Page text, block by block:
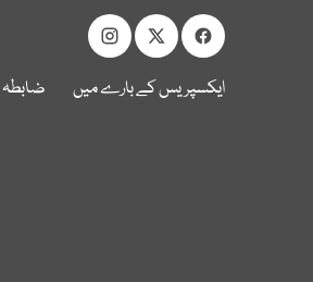
ایکسپریس کے بارے میں ضابطہ